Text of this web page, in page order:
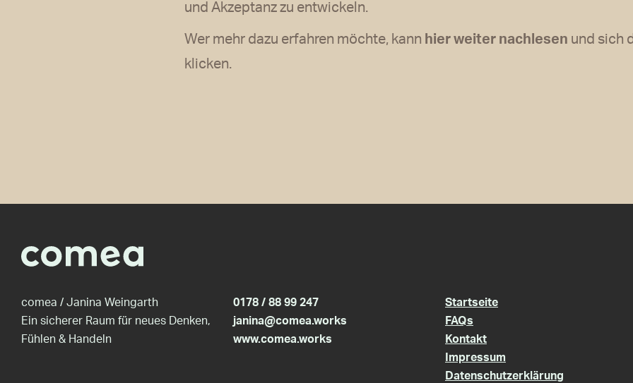
und Akzeptanz zu entwickeln.
Wer mehr dazu erfahren möchte, kann hier weiter nachlesen und sich
klicken.
comea / Janina Weingarth
Ein sicherer Raum für neues Denken,
Fühlen & Handeln
0178 / 88 99 247
janina@comea.works
www.comea.works
Startseite
FAQs
Kontakt
Impressum
Datenschutzerklärung